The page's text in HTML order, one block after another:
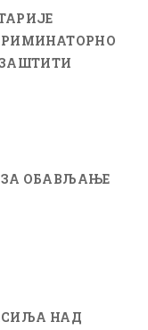
ОБАВЉАЊЕ
НАД